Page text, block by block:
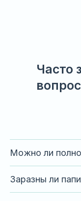
Часто
Можно ли
Заразны ли